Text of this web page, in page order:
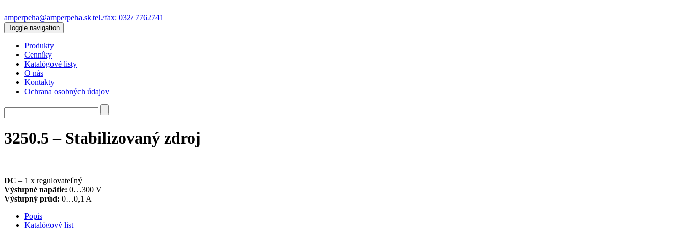
amperpeha@amperpeha.sk|tel./fax: 032/ 7762741
Toggle navigation
Produkty
Cenníky
Katalógové listy
O nás
Kontakty
Ochrana osobných údajov
3250.5 – Stabilizovaný zdroj
DC – 1 x regulovateľný
Výstupné napätie: 0…300 V
Výstupný prúd: 0…0,1 A
Popis
Katalógový list